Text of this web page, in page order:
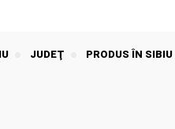
JUDEŢ PRODUS ÎN SIBIU